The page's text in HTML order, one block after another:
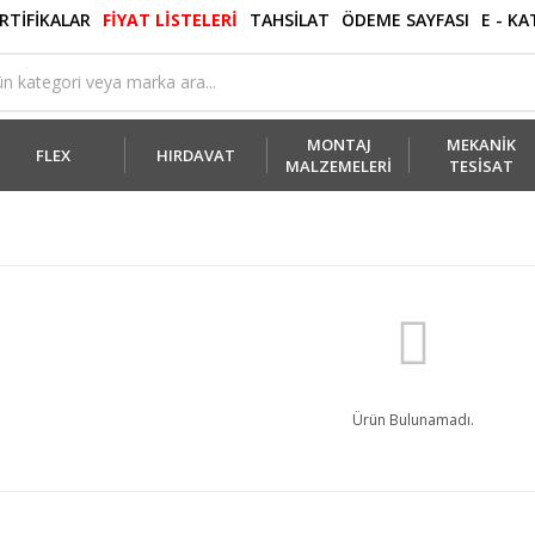
FİYAT LİSTELERİ TAHSİLAT ÖDEME SAYFASI E -
FLEX HIRDAVAT
MONTAJ
MALZEMELERİ
MEKANİK
TESİSAT
Ürün Bulunamadı.